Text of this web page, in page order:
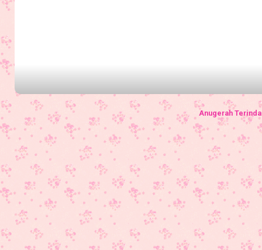
Anugerah